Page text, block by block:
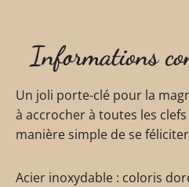
Informations
Un joli porte-clé pour la
à accrocher à toutes les
manière simple de se
Acier inoxydable : coloris